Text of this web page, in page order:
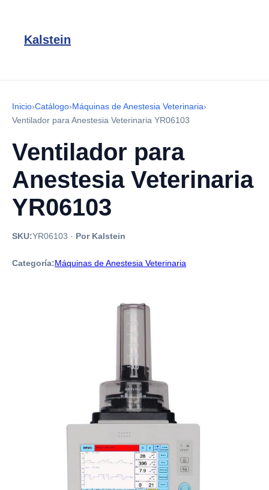
Kalstein
Inicio›Catálogo›Máquinas de Anestesia Veterinaria›
Ventilador para Anestesia Veterinaria YR06103
Ventilador para
Anestesia Veterinaria
YR06103
SKU:YR06103 · Por Kalstein
Categoría:Máquinas de Anestesia Veterinaria